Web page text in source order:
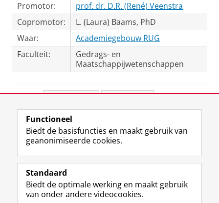
Promotor:
prof. dr. D.R. (René) Veenstra
Copromotor:
L. (Laura) Baams, PhD
Waar:
Academiegebouw RUG
Faculteit:
Gedrags- en
Maatschappijwetenschappen
View this page in:English
Volg de RUG
F
a
e
b
L
i
k
e
R
S
-
f
I
n
t
Y
o
T
Studiekiezers
Functioneel
Biedt de basisfuncties en maakt gebruik van
geanonimiseerde cookies.
Standaard
Biedt de optimale werking en maakt gebruik
van onder andere videocookies.